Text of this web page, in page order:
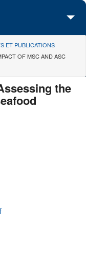
ET PUBLICATIONS
OF MSC AND ASC
the